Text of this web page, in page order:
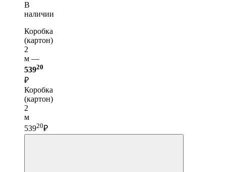
В
наличии
Коробка
(картон)
2
м —
53920
₽
Коробка
(картон)
2
м
53920₽